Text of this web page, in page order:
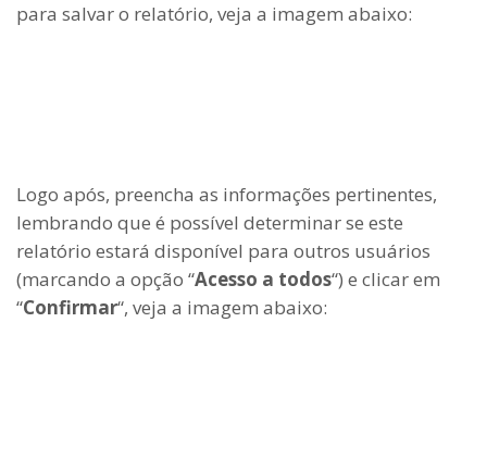
para salvar o relatório, veja a imagem abaixo:
Logo após, preencha as informações pertinentes,
lembrando que é possível determinar se este
relatório estará disponível para outros usuários
(marcando a opção “Acesso a todos“) e clicar em
“Confirmar“, veja a imagem abaixo: